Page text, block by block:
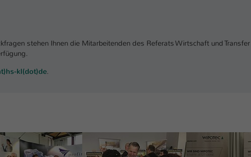
stehen Ihnen die Mitarbeitenden des Referats Wirtschaft und
kl(dot)de.